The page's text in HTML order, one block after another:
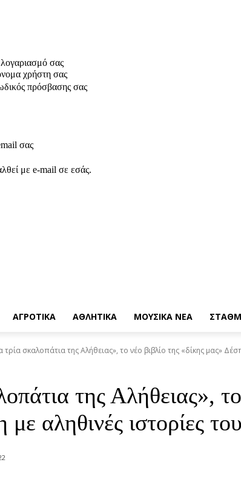
σας
χρήστη σας
πρόσβασης σας
σας
με e-mail σε εσάς.
ΑΓΡΟΤΙΚΑ ΑΘΛΗΤΙΚΑ ΜΟΥΣΙΚΑ ΝΕΑ
τρία σκαλοπάτια της Αλήθειας», το νέο βιβλίο της «δίκης μας»
της Αλήθειας»,
με αληθινές ιστορίες